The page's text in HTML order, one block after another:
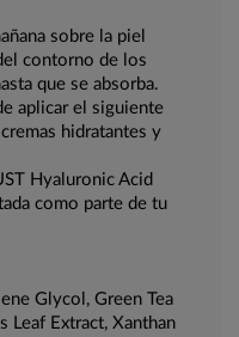
sobre la piel
contorno de los
que se absorba.
aplicar el siguiente
hidratantes y
Hyaluronic Acid
como parte de tu
Glycol, Green Tea
Leaf Extract, Xanthan